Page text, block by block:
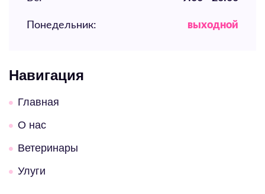
Понедельник: выходной
Навигация
Главная
О нас
Ветеринары
Улуги